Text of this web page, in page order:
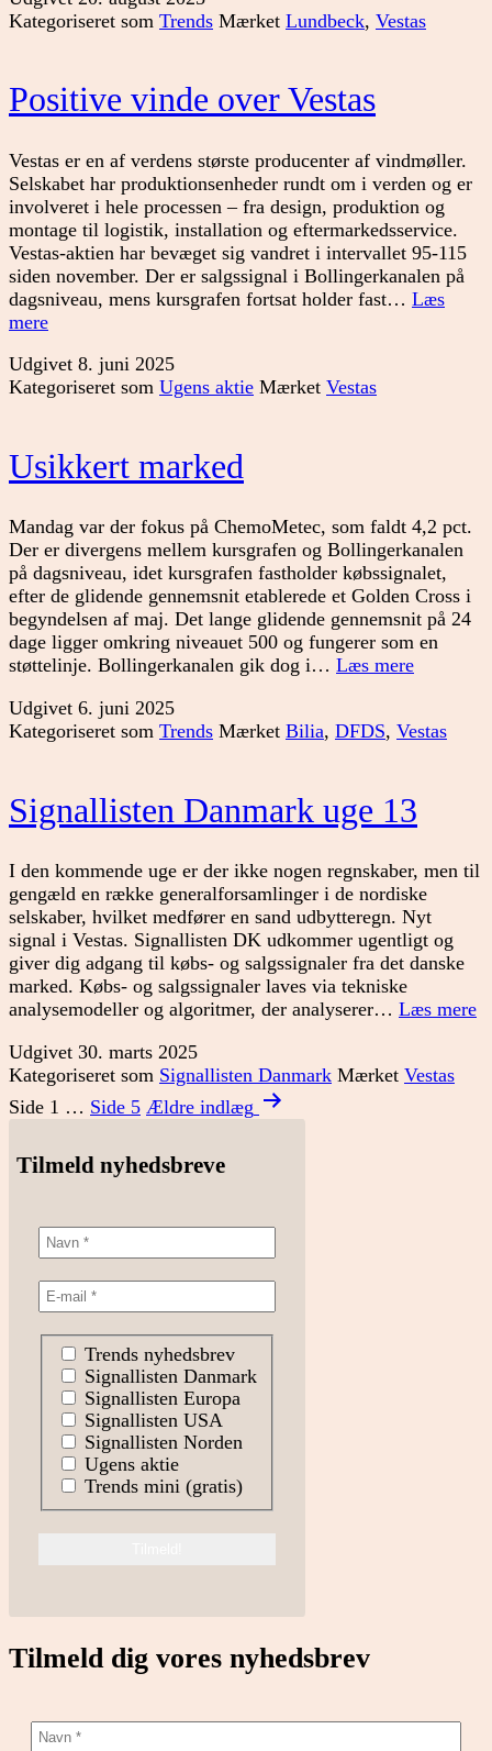
Kategoriseret som Trends Mærket Lundbeck, Vestas
Positive vinde over Vestas
Vestas er en af verdens største producenter af vindmøller.
Selskabet har produktionsenheder rundt om i verden og er
involveret i hele processen – fra design, produktion og
montage til logistik, installation og eftermarkedsservice.
Vestas-aktien har bevæget sig vandret i intervallet 95-115
siden november. Der er salgssignal i Bollingerkanalen på
dagsniveau, mens kursgrafen fortsat holder fast… Læs
merePositive
over
Vestas
Udgivet 8. juni 2025
Kategoriseret som Ugens aktie Mærket Vestas
Usikkert marked
Mandag var der fokus på ChemoMetec, som faldt 4,2 pct.
Der er divergens mellem kursgrafen og Bollingerkanalen
på dagsniveau, idet kursgrafen fastholder købssignalet,
efter de glidende gennemsnit etablerede et Golden Cross i
begyndelsen af maj. Det lange glidende gennemsnit på 24
dage ligger omkring niveauet 500 og fungerer som en
støttelinje. Bollingerkanalen gik dog i… Læs mereUsikkert
Udgivet 6. juni 2025
Kategoriseret som Trends Mærket Bilia, DFDS, Vestas
Signallisten Danmark uge 13
I den kommende uge er der ikke nogen regnskaber, men til
gengæld en række generalforsamlinger i de nordiske
selskaber, hvilket medfører en sand udbytteregn. Nyt
signal i Vestas. Signallisten DK udkommer ugentligt og
giver dig adgang til købs- og salgssignaler fra det danske
marked. Købs- og salgssignaler laves via tekniske
analysemodeller og algoritmer, der analyserer… Læs mere
Udgivet 30. marts 2025
Kategoriseret som Signallisten Danmark Mærket Vestas
Indlægsinddeling
Side 1 … Side 5 Ældre indlæg
Tilmeld nyhedsbreve
Trends nyhedsbrev
Signallisten Danmark
Signallisten Europa
Signallisten USA
Signallisten Norden
Ugens aktie
Trends mini (gratis)
Tilmeld dig vores nyhedsbrev